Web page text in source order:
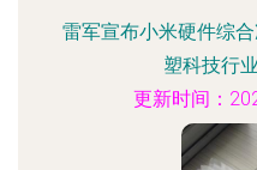
雷军宣布小米硬件综
塑科技行
更新时间：